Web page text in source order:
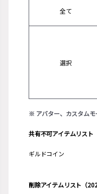
全て
選択
※ アバター、カスタムモ
共有不可アイテムリスト
ギルドコイン
削除アイテムリスト（